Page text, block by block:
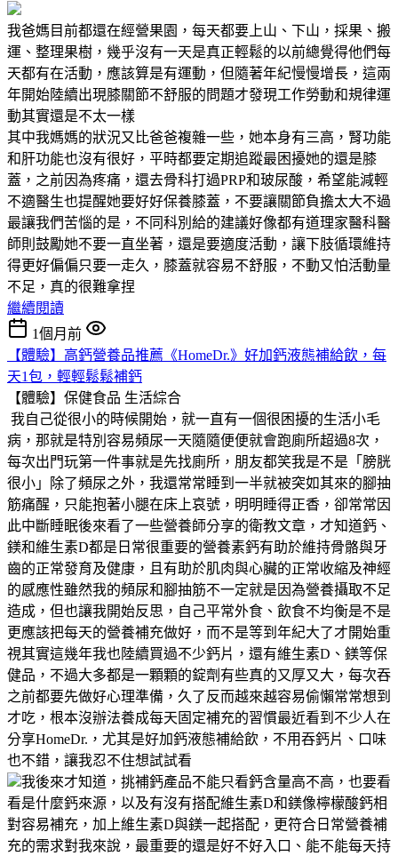
我爸媽目前都還在經營果園，每天都要上山、下山，採果、搬
運、整理果樹，幾乎沒有一天是真正輕鬆的以前總覺得他們每
天都有在活動，應該算是有運動，但隨著年紀慢慢增長，這兩
年開始陸續出現膝關節不舒服的問題才發現工作勞動和規律運
動其實還是不太一樣
其中我媽媽的狀況又比爸爸複雜一些，她本身有三高，腎功能
和肝功能也沒有很好，平時都要定期追蹤最困擾她的還是膝
蓋，之前因為疼痛，還去骨科打過PRP和玻尿酸，希望能減輕
不適醫生也提醒她要好好保養膝蓋，不要讓關節負擔太大不過
最讓我們苦惱的是，不同科別給的建議好像都有道理家醫科醫
師則鼓勵她不要一直坐著，還是要適度活動，讓下肢循環維持
得更好偏偏只要一走久，膝蓋就容易不舒服，不動又怕活動量
不足，真的很難拿捏
繼續閱讀
1個月前
【體驗】高鈣營養品推薦《HomeDr.》好加鈣液態補給飲，每
天1包，輕輕鬆鬆補鈣
【體驗】保健食品 生活綜合
我自己從很小的時候開始，就一直有一個很困擾的生活小毛
病，那就是特別容易頻尿一天隨隨便便就會跑廁所超過8次，
每次出門玩第一件事就是先找廁所，朋友都笑我是不是「膀胱
很小」除了頻尿之外，我還常常睡到一半就被突如其來的腳抽
筋痛醒，只能抱著小腿在床上哀號，明明睡得正香，卻常常因
此中斷睡眠後來看了一些營養師分享的衛教文章，才知道鈣、
鎂和維生素D都是日常很重要的營養素鈣有助於維持骨骼與牙
齒的正常發育及健康，且有助於肌肉與心臟的正常收縮及神經
的感應性雖然我的頻尿和腳抽筋不一定就是因為營養攝取不足
造成，但也讓我開始反思，自己平常外食、飲食不均衡是不是
更應該把每天的營養補充做好，而不是等到年紀大了才開始重
視其實這幾年我也陸續買過不少鈣片，還有維生素D、鎂等保
健品，不過大多都是一顆顆的錠劑有些真的又厚又大，每次吞
之前都要先做好心理準備，久了反而越來越容易偷懶常常想到
才吃，根本沒辦法養成每天固定補充的習慣最近看到不少人在
分享HomeDr.，尤其是好加鈣液態補給飲，不用吞鈣片、口味
也不錯，讓我忍不住想試試看
我後來才知道，挑補鈣產品不能只看鈣含量高不高，也要看
看是什麼鈣來源，以及有沒有搭配維生素D和鎂像檸檬酸鈣相
對容易補充，加上維生素D與鎂一起搭配，更符合日常營養補
充的需求對我來說，最重要的還是好不好入口、能不能每天持